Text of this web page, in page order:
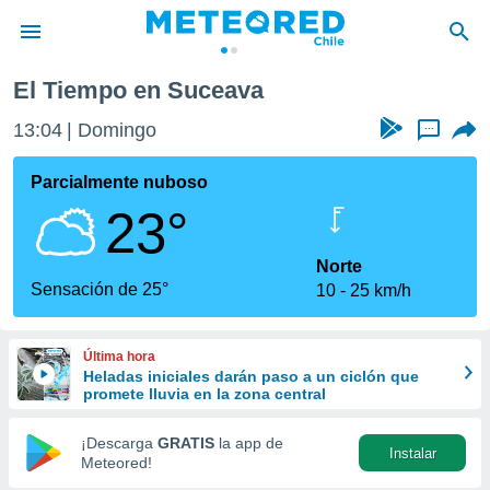
de
por
se
calidad.
a este
las
y
forma
digital
basada
El Tiempo en Suceava
13:04 Domingo ...
Parcialmente nuboso
23°
Sensación de 25°
Norte
10
25 km/h
Última hora
Heladas iniciales darán paso a un ciclón que
promete lluvia en la zona central
¡Descarga GRATIS la app de
Meteored!
Instalar